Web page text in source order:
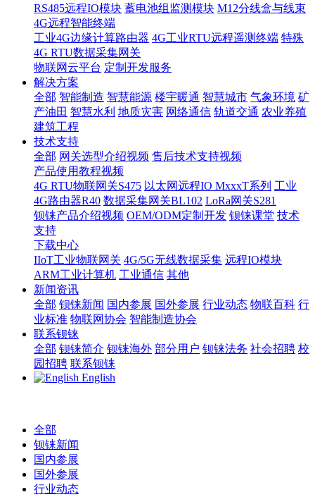
RS485远程IO模块 蓄电池组监测模块 M12分线盒与线束
4G远程智能终端
工业4G边缘计算路由器 4G工业RTU远程遥测终端 特殊
4G RTU数据采集网关
物联网云平台 定制开发服务
解决方案
全部 智能制造 智慧能源 楼宇暖通 智慧城市 气象环境 矿
产油田 智慧水利 地质灾害 网络通信 轨道交通 农业养殖
建筑工程
技术支持
全部 网关选型介绍视频 售后技术支持视频
产品使用教程视频
4G RTU物联网关S475 以太网远程IO MxxxT系列 工业
4G路由器R40 数据采集网关BL102 LoRa网关S281
钡铼产品介绍视频 OEM/ODM定制开发 钡铼课堂 技术
支持
下载中心
IIoT工业物联网关 4G/5G无线数据采集 远程IO模块
ARM工业计算机 工业通信 其他
新闻资讯
全部 钡铼新闻 国内参展 国外参展 行业动态 物联百科 行
业标准 物联网协会 智能制造协会
联系钡铼
全部 钡铼简介 钡铼海外 部分用户 钡铼法务 社会招聘 校
园招聘 联系钡铼
English
全部
钡铼新闻
国内参展
国外参展
行业动态